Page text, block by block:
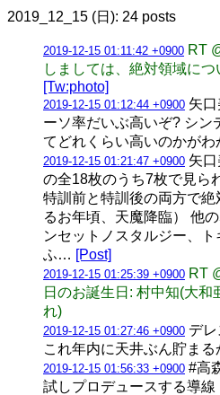
2019_12_15 (日): 24 posts
2019-12-15 01:11:42 +0900 RT
しましては、絶対領域に
[Tw:photo]
2019-12-15 01:12:44 +0900 矢
ーソ率だいぶ高いぞ? シン
てどれくらい高いのかがわ
2019-12-15 01:21:47 +0900 矢
の全18枚のうち7枚で見ら
特訓前と特訓後の両方で
るお年頃、天魔降臨） 他
ンセットノスタルジー、
ふ… [Post]
2019-12-15 01:25:39 +0900 RT
日のお誕生日: 村中知(大
れ)
2019-12-15 01:27:46 +0900 デレ
これ年内に天井ぶん貯まる
2019-12-15 01:56:33 +0900 #高
試しプロデュースする導線